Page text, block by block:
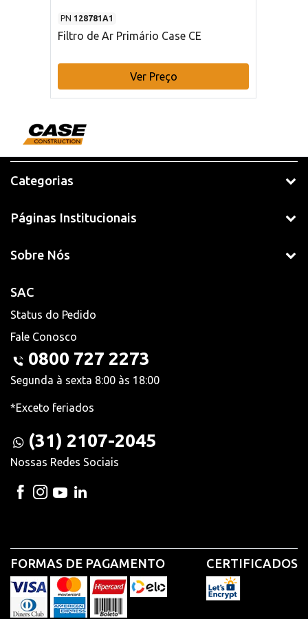
PN 128781A1
Filtro de Ar Primário Case CE
Ver Preço
Categorias
Páginas Institucionais
Sobre Nós
SAC
Status do Pedido
Fale Conosco
0800 727 2273
Segunda à sexta 8:00 às 18:00
*Exceto feriados
(31) 2107-2045
Nossas Redes Sociais
FORMAS DE PAGAMENTO CERTIFICADOS